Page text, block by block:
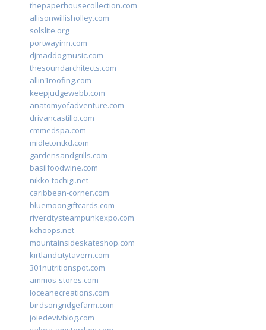
thepaperhousecollection.com
allisonwillisholley.com
solslite.org
portwayinn.com
djmaddogmusic.com
thesoundarchitects.com
allin1roofing.com
keepjudgewebb.com
anatomyofadventure.com
drivancastillo.com
cmmedspa.com
midletontkd.com
gardensandgrills.com
basilfoodwine.com
nikko-tochigi.net
caribbean-corner.com
bluemoongiftcards.com
rivercitysteampunkexpo.com
kchoops.net
mountainsideskateshop.com
kirtlandcitytavern.com
301nutritionspot.com
ammos-stores.com
loceanecreations.com
birdsongridgefarm.com
joiedevivblog.com